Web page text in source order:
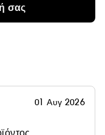
σας
01 Αυγ 2026